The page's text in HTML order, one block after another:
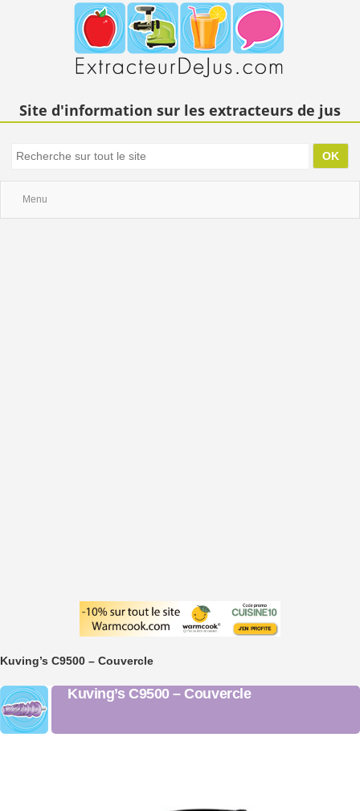
Site d'information sur les extracteurs de jus
Menu
Kuving’s C9500 – Couvercle
Kuving’s C9500 – Couvercle